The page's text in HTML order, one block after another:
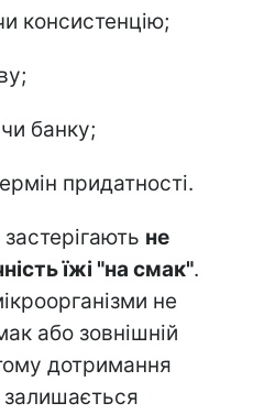
консистенцію;
банку;
придатності.
не
їжі "на смак".
не
або зовнішній
дотримання
залишається